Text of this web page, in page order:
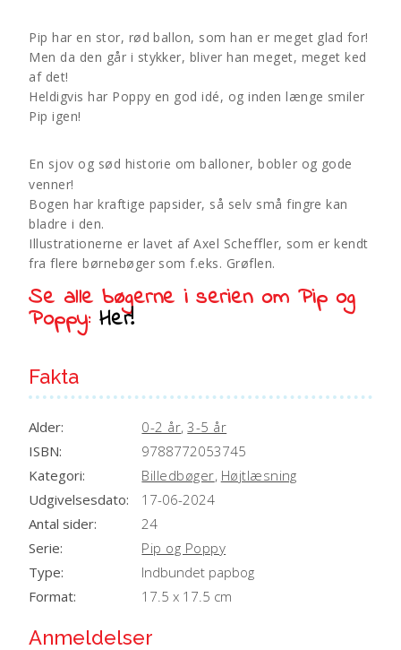
Pip har en stor, rød ballon, som han er meget glad for!
Men da den går i stykker, bliver han meget, meget ked
af det!
Heldigvis har Poppy en god idé, og inden længe smiler
Pip igen!
En sjov og sød historie om balloner, bobler og gode
venner!
Bogen har kraftige papsider, så selv små fingre kan
bladre i den.
Illustrationerne er lavet af Axel Scheffler, som er kendt
fra flere børnebøger som f.eks. Grøflen.
Se alle bøgerne i serien om Pip og
Poppy: Her!
Fakta
Alder: 0-2 år,3-5 år
ISBN:
9788772053745
Kategori:
Billedbøger, Højtlæsning
Udgivelsesdato:
17-06-2024
Antal sider:
24
Serie:
Pip og Poppy
Type:
Indbundet papbog
Format:
17.5 x 17.5 cm
Anmeldelser